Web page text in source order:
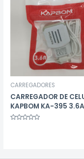
CARREGADORES
CARREGADOR DE
KAPBOM KA-395